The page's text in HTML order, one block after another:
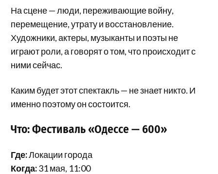
На сцене — люди, переживающие войну,
перемещение, утрату и восстановление.
Художники, актеры, музыканты и поэты не
играют роли, а говорят о том, что происходит с
ними сейчас.
Каким будет этот спектакль — не знает никто. И
именно поэтому он состоится.
Что: Фестиваль «Одессе — 600»
Где:Локации города
Когда:31 мая, 11:00